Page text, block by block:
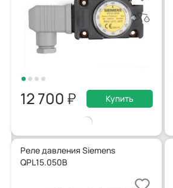
12 700 Купить
Реле давления Siemens
QPL15.050B